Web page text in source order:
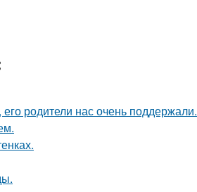
родители нас очень поддержали.